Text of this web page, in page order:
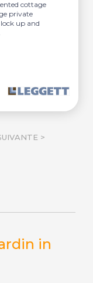
in
cottage
private
up and
>